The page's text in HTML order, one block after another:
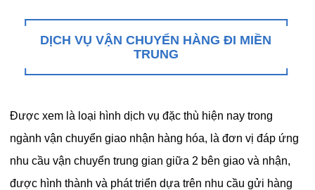
DỊCH VỤ VẬN CHUYỂN HÀNG ĐI MIỀN
TRUNG
Được xem là loại hình dịch vụ đặc thù hiện nay trong
ngành vận chuyển giao nhận hàng hóa, là đơn vị đáp ứng
nhu cầu vận chuyển trung gian giữa 2 bên giao và nhận,
được hình thành và phát triển dựa trên nhu cầu gửi hàng